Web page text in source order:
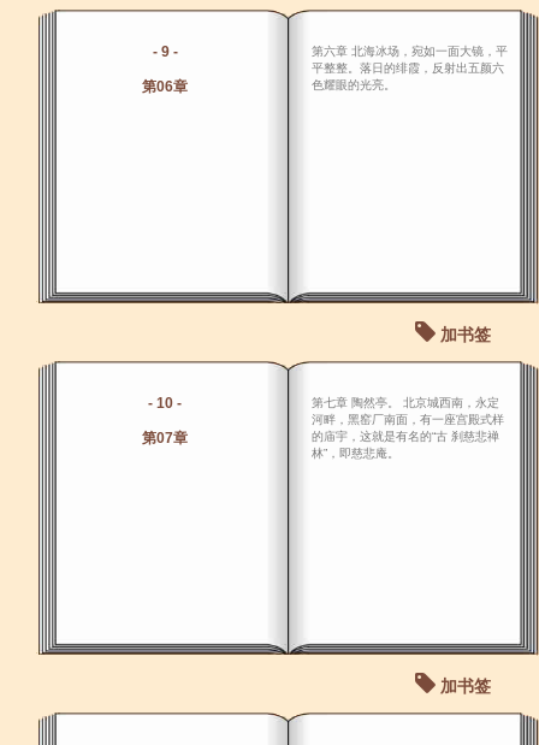
- 9 -
第06章
第六章 北海冰场，宛如一面大镜，平
平整整。落日的绯霞，反射出五颜六
色耀眼的光亮。
加书签
- 10 -
第07章
第七章 陶然亭。 北京城西南，永定
河畔，黑窑厂南面，有一座宫殿式样
的庙宇，这就是有名的“古 刹慈悲禅
林”，即慈悲庵。
加书签